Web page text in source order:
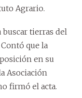
Agrario.
buscar tierras del
que la
en su
Asociación
firmó el acta.